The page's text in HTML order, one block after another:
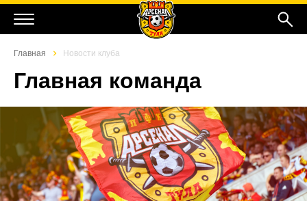
Главная Новости клуба
Главная команда